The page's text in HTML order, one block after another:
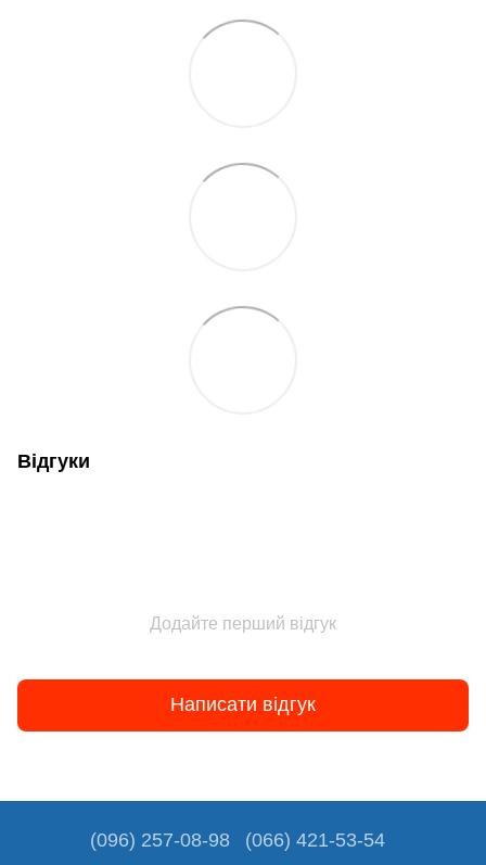
Відгуки
Додайте перший відгук
Написати відгук
(096) 257-08-98 (066) 421-53-54